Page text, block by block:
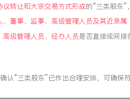
议转让和大宗交易方式形成的“三类股东
董事、监事、高级管理人员及其近亲属
级管理人员、经办人员是否直接或间接
确认“三类股东”已作出合理安排，可确